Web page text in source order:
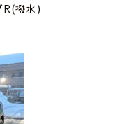
撥水)